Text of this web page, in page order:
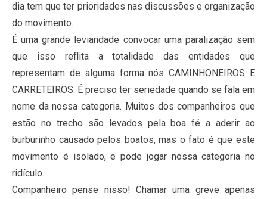
dia tem que ter prioridades nas discussões e organização
do movimento.
É uma grande leviandade convocar uma paralização sem
que isso reflita a totalidade das entidades que
representam de alguma forma nós CAMINHONEIROS E
CARRETEIROS. É preciso ter seriedade quando se fala em
nome da nossa categoria. Muitos dos companheiros que
estão no trecho são levados pela boa fé a aderir ao
burburinho causado pelos boatos, mas o fato é que este
movimento é isolado, e pode jogar nossa categoria no
ridículo.
Companheiro pense nisso! Chamar uma greve apenas